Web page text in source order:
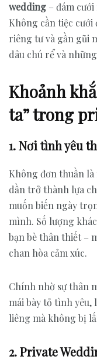
wedding – đám
Không cần tiệc
riêng tư và gần gũi
dâu chú rể và
Khoảnh
ta” trong
1. Nơi tình yêu
Không đơn thuần
dần trở thành lựa
muốn biến ngày
mình. Số lượng
bạn bè thân thiết –
chan hòa cảm xúc.
Chính nhờ sự thân
mái bày tỏ tình
liêng mà không bị
2. Private